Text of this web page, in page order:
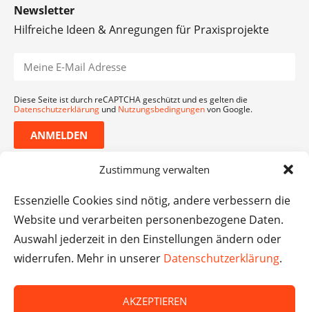
Zustimmung verwalten
Essenzielle Cookies sind nötig, andere verbessern die
Website und verarbeiten personenbezogene Daten.
Auswahl jederzeit in den Einstellungen ändern oder
widerrufen. Mehr in unserer Datenschutzerklärung.
AKZEPTIEREN
Newsletter
Hilfreiche Ideen & Anregungen für Praxisprojekte
Diese Seite ist durch reCAPTCHA geschützt und es gelten die
Datenschutzerklärung und Nutzungsbedingungenvon Google.
ANMELDEN